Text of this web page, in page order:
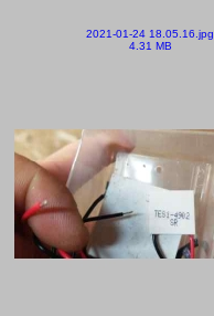
2021-01-24 18.05.16.jpg
4.31 MB